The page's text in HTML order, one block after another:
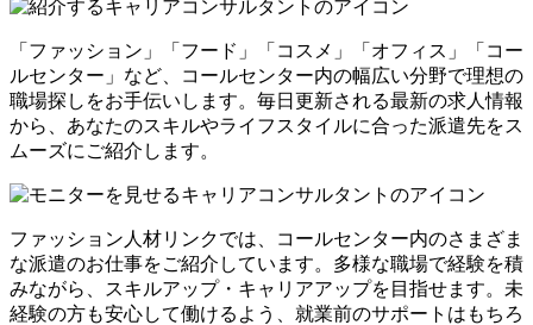
「ファッション」「フード」「コスメ」「オフィス」「コー
ルセンター」など、コールセンター内の幅広い分野で理想の
職場探しをお手伝いします。毎日更新される最新の求人情報
から、あなたのスキルやライフスタイルに合った派遣先をス
ムーズにご紹介します。
ファッション人材リンクでは、コールセンター内のさまざま
な派遣のお仕事をご紹介しています。多様な職場で経験を積
みながら、スキルアップ・キャリアアップを目指せます。未
経験の方も安心して働けるよう、就業前のサポートはもちろ